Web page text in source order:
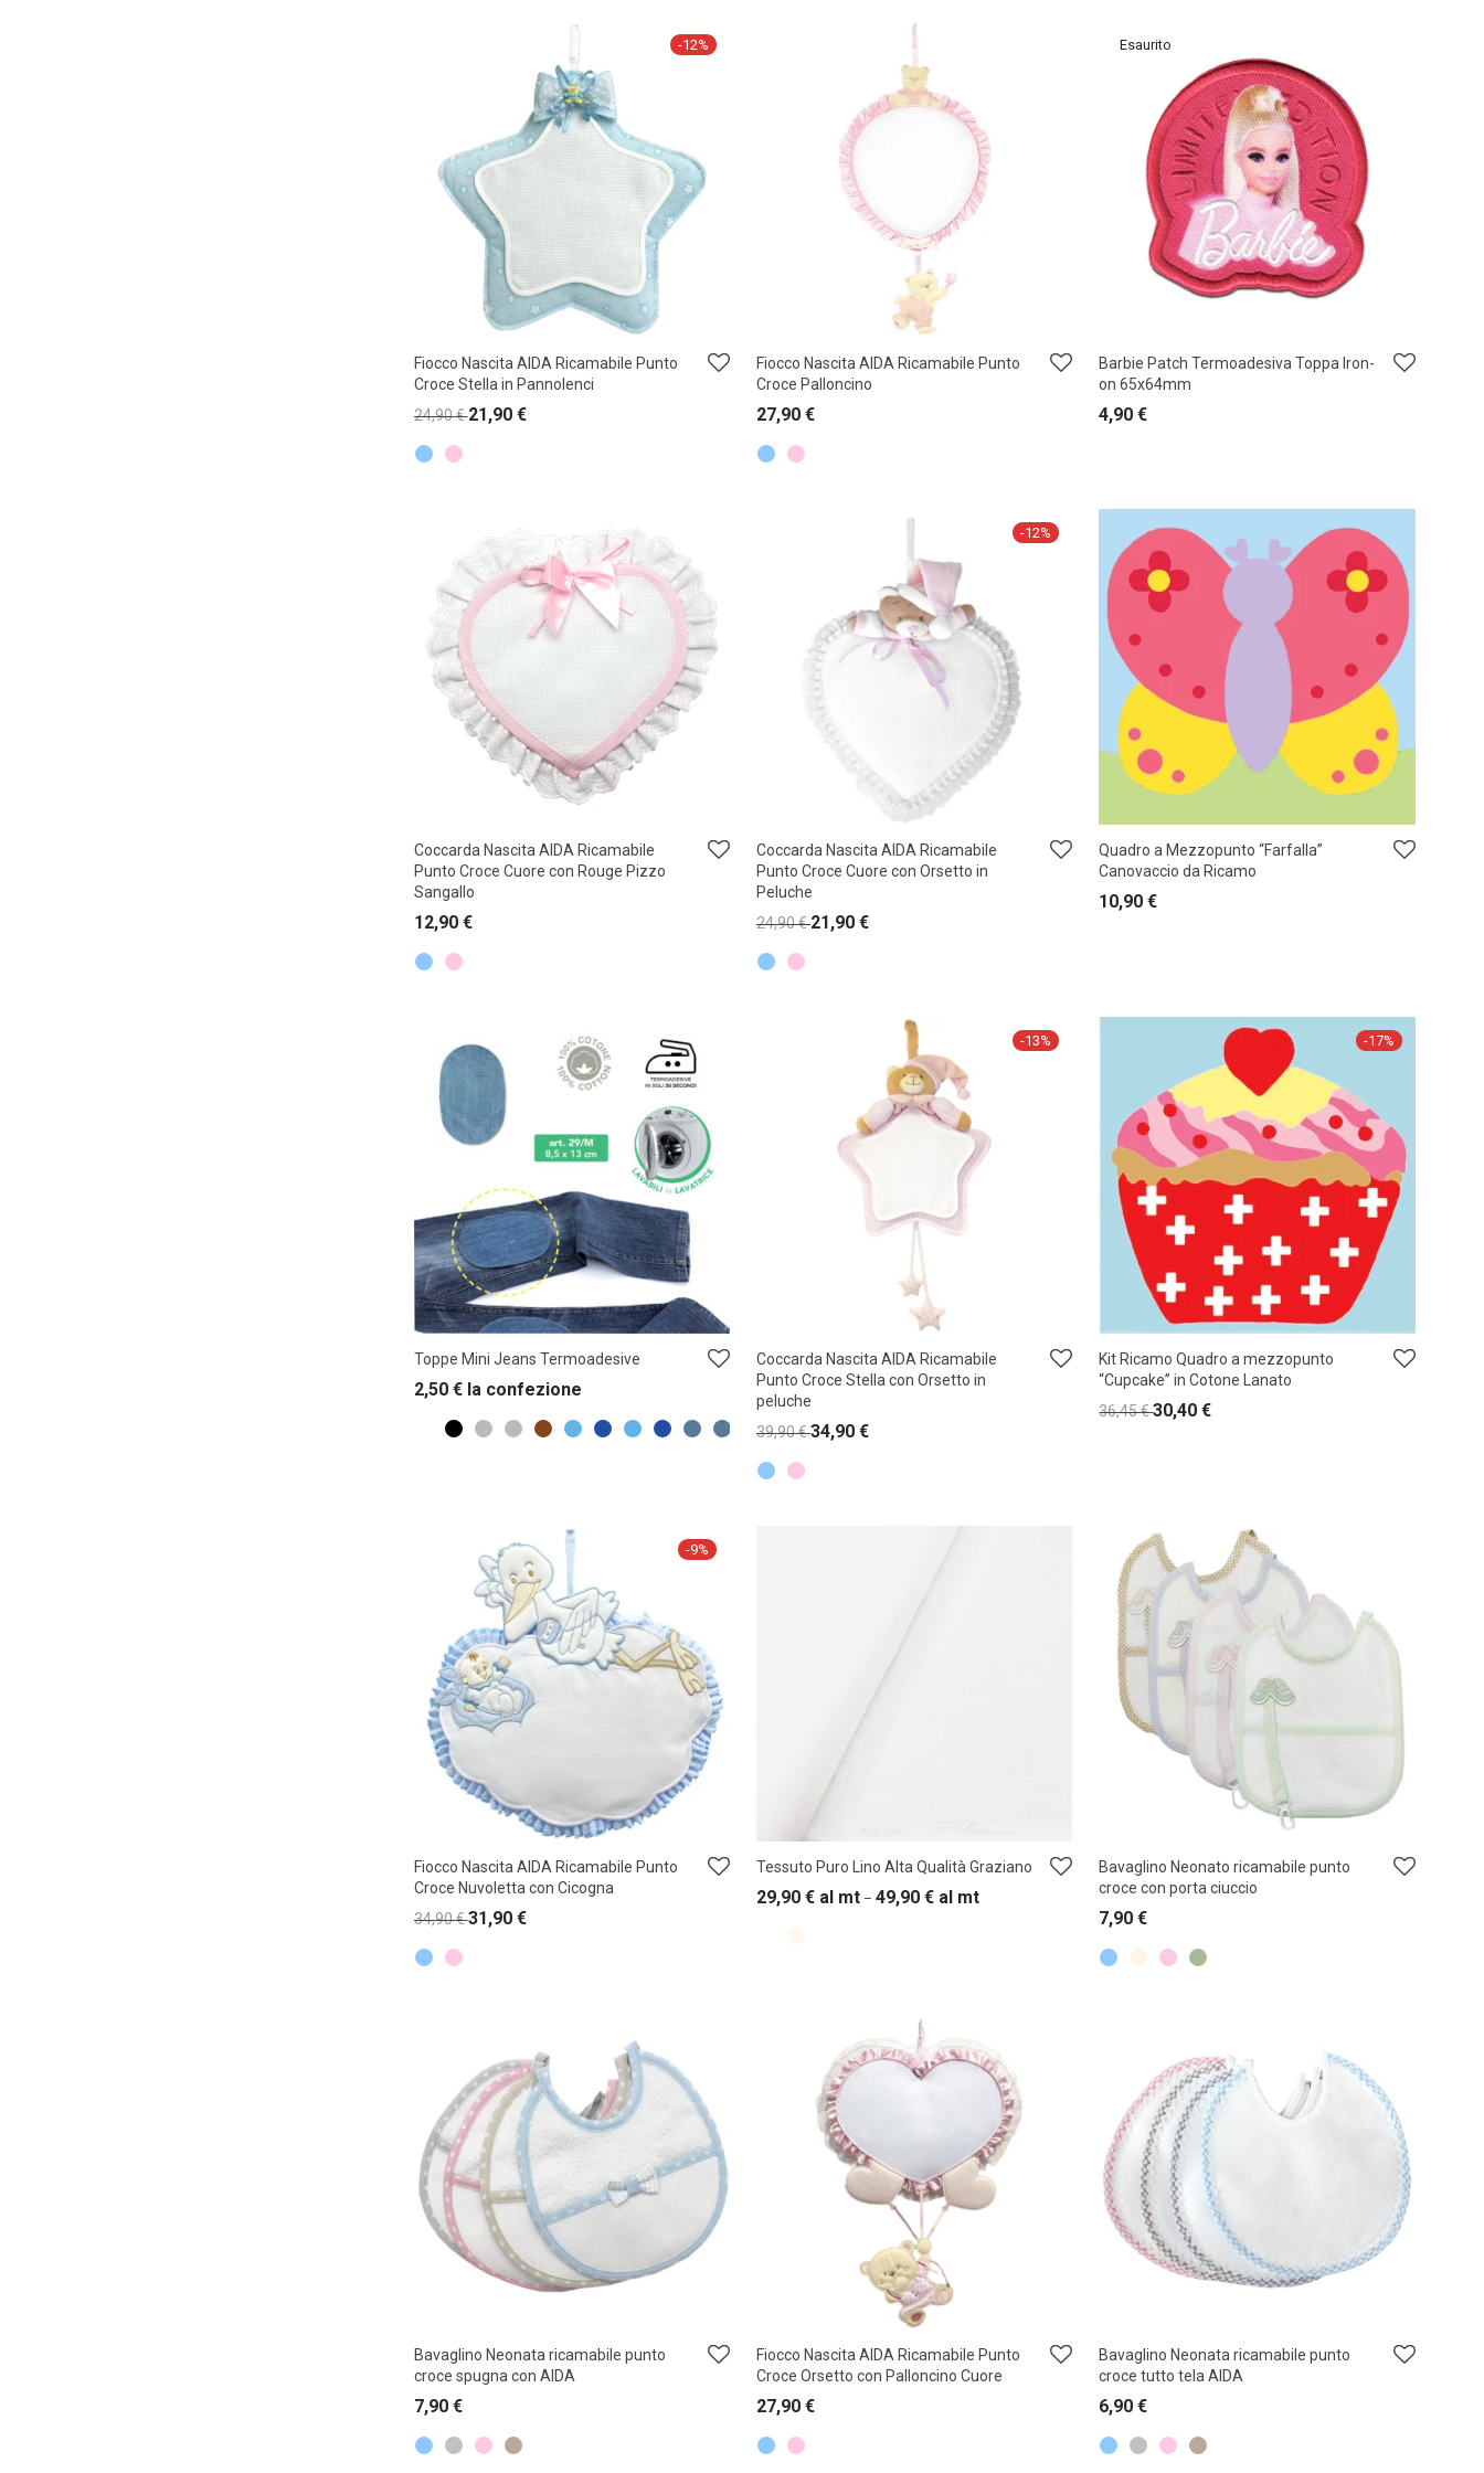
-12%
Fiocco Nascita AIDA Ricamabile Punto
Croce Stella in Pannolenci
24,90€21,90 €
Fiocco Nascita AIDA Ricamabile Punto
Croce Palloncino
27,90 €
Barbie Patch Termoadesiva Toppa Iron-
on 65x64mm
4,90€
Coccarda Nascita AIDA Ricamabile
Punto Croce Cuore con Rouge Pizzo
Sangallo
12,90 €
-12%
Coccarda Nascita AIDA Ricamabile
Punto Croce Cuore con Orsetto in
Peluche
24,90€21,90 €
Quadro a Mezzopunto “Farfalla”
Canovaccio da Ricamo
10,90€
Toppe Mini Jeans Termoadesive
2,50 € la confezione
-13%
Coccarda Nascita AIDA Ricamabile
Punto Croce Stella con Orsetto in
peluche
39,90€34,90 €
-17%
Kit Ricamo Quadro a mezzopunto
“Cupcake” in Cotone Lanato
36,45€30,40€
-9%
Fiocco Nascita AIDA Ricamabile Punto
Croce Nuvoletta con Cicogna
34,90€31,90 €
Tessuto Puro Lino Alta Qualità Graziano
29,90 € al mt– 49,90 € al mt
Bavaglino Neonato ricamabile punto
croce con porta ciuccio
7,90€
Bavaglino Neonata ricamabile punto
croce spugna con AIDA
7,90 €
Fiocco Nascita AIDA Ricamabile Punto
Croce Orsetto con Palloncino Cuore
27,90 €
Bavaglino Neonata ricamabile punto
croce tutto tela AIDA
6,90€